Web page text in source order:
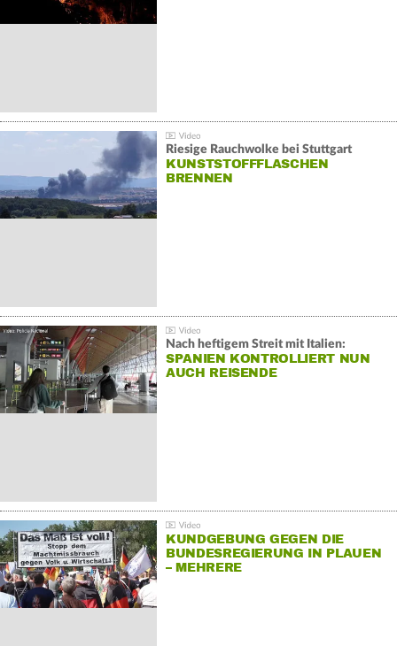
Riesige Rauchwolke bei Stuttgart
KUNSTSTOFFFLASCHEN
BRENNEN
Nach heftigem Streit mit Italien:
SPANIEN KONTROLLIERT NUN
AUCH REISENDE
KUNDGEBUNG GEGEN DIE
BUNDESREGIERUNG IN PLAUEN
– MEHRERE